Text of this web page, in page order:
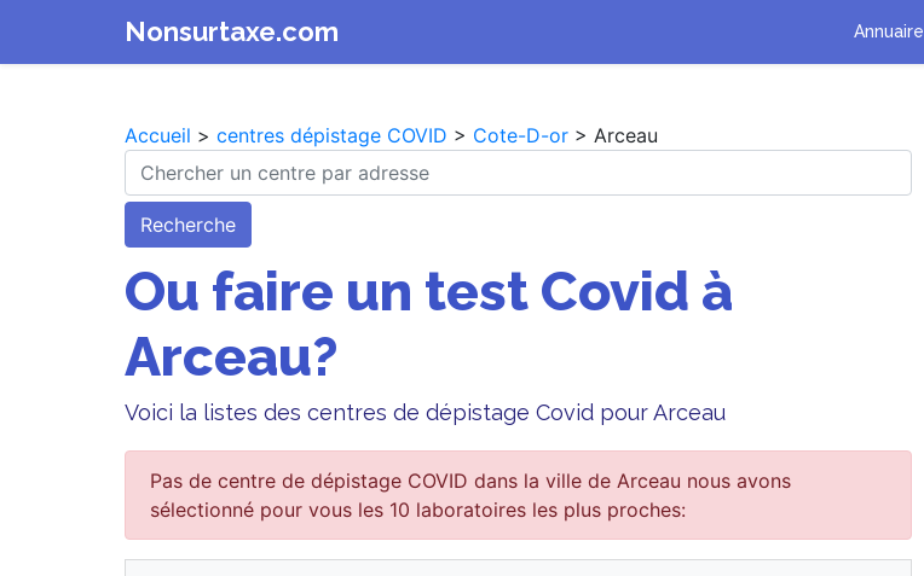
Nonsurtaxe.com Annuaire
Accueil > centres dépistage COVID > Cote-D-or > Arceau
Recherche
Ou faire un test Covid à
Arceau?
Voici la listes des centres de dépistage Covid pour Arceau
Pas de centre de dépistage COVID dans la ville de Arceau nous avons
sélectionné pour vous les 10 laboratoires les plus proches: